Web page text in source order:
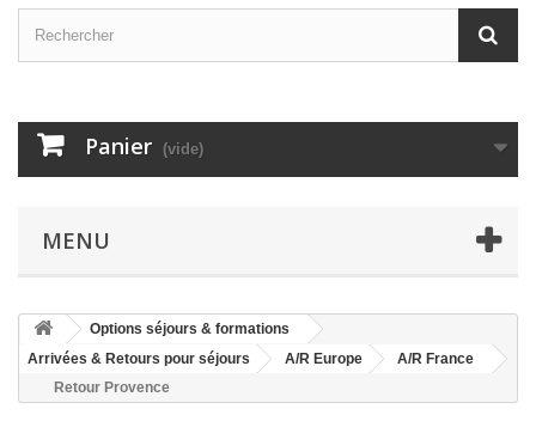
Panier (vide)
MENU
Options séjours & formations
Arrivées & Retours pour séjours
A/R Europe
A/R France
Retour Provence